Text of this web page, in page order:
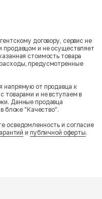
договору, сервис не
продавцом и не осуществляет
стоимость товара
предусмотренные
напрямую от продавца к
товарами и не вступаем в
Данные продавца
блоке "Качество".
осведомленность и согласие
и публичной оферты.